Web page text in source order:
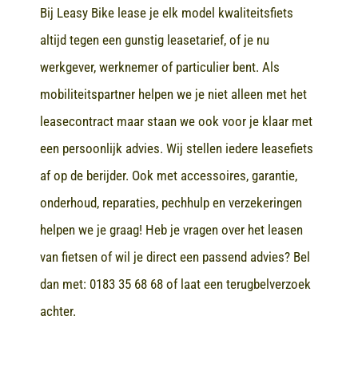
Bij Leasy Bike lease je elk model kwaliteitsfiets
altijd tegen een gunstig leasetarief, of je nu
werkgever, werknemer of particulier bent. Als
mobiliteitspartner helpen we je niet alleen met het
leasecontract maar staan we ook voor je klaar met
een persoonlijk advies. Wij stellen iedere leasefiets
af op de berijder. Ook met accessoires, garantie,
onderhoud, reparaties, pechhulp en verzekeringen
helpen we je graag! Heb je vragen over het leasen
van fietsen of wil je direct een passend advies? Bel
dan met: 0183 35 68 68of laat een terugbelverzoek
achter.